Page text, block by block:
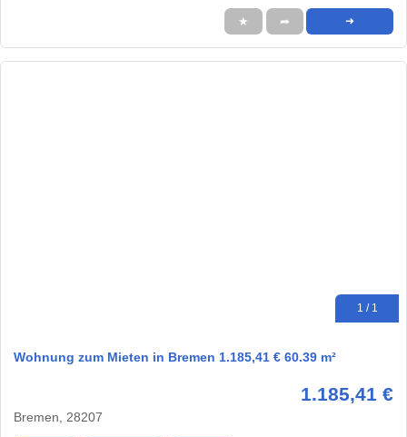
★ ➦ ➜
1 / 1
Wohnung zum Mieten in Bremen 1.185,41 € 60.39 m²
1.185,41 €
Bremen, 28207